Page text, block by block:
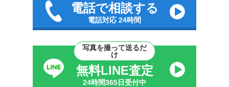
電話で相談する
電話対応 24時間
写真を撮って送るだ
け
無料LINE査定
24時間365日受付中